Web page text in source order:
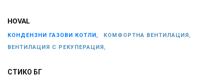
HOVAL
КОНДЕНЗНИ ГАЗОВИ КОТЛИ,
КОМФОРТНА ВЕНТИЛАЦИЯ,
ВЕНТИЛАЦИЯ С РЕКУПЕРАЦИЯ,
СТИКО БГ